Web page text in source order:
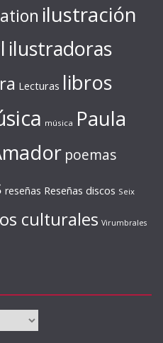
ilustración
ilustradoras
Lecturas libros
música Paula
poemas
reseñas Reseñas discos Seix
culturales Virumbrales